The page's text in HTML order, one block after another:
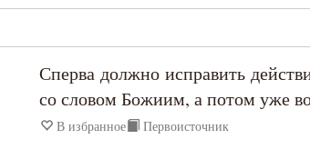
Иоанн Мосх
Иосиф Оптинский (Литовкин)
Сперва должно исправить
со словом Божиим, а потом уже
В избранное Первоисточник